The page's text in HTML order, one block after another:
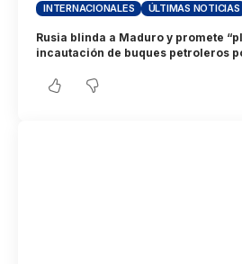
INTERNACIONALES ÚLTIMAS NOTICIAS
Rusia blinda a Maduro y promete
incautación de buques petroleros